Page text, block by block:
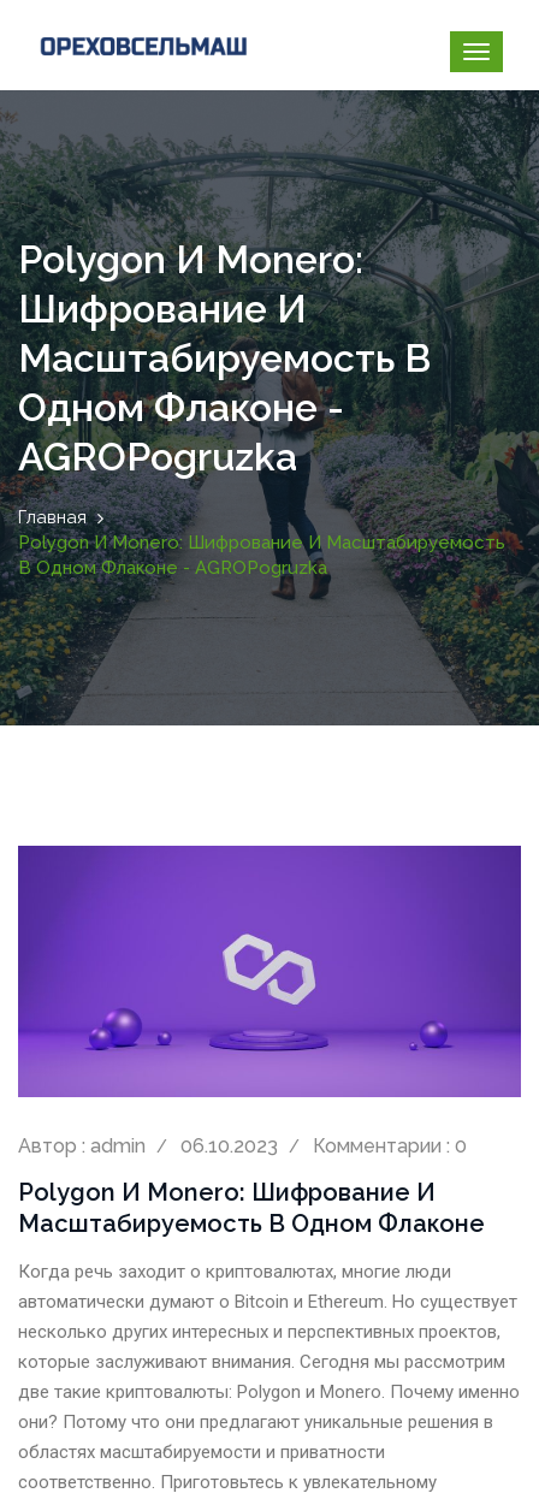
Polygon И Monero:
Шифрование И
Масштабируемость В
Одном Флаконе -
AGROPogruzka
Главная
Polygon И Monero: Шифрование И Масштабируемость
В Одном Флаконе - AGROPogruzka
Автор : admin 06.10.2023 Комментарии : 0
Polygon И Monero: Шифрование И
Масштабируемость В Одном Флаконе
Когда речь заходит о криптовалютах, многие люди
автоматически думают о Bitcoin и Ethereum. Но существует
несколько других интересных и перспективных проектов,
которые заслуживают внимания. Сегодня мы рассмотрим
две такие криптовалюты: Polygon и Monero. Почему именно
они? Потому что они предлагают уникальные решения в
областях масштабируемости и приватности
соответственно. Приготовьтесь к увлекательному